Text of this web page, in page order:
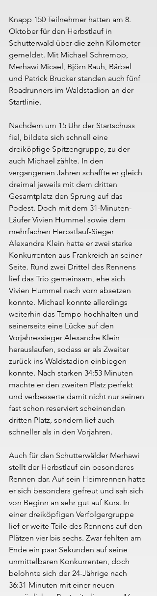
Knapp 150 Teilnehmer hatten am 8.
Oktober für den Herbstlauf in
Schutterwald über die zehn Kilometer
gemeldet. Mit Michael Schrempp,
Merhawi Micael, Björn Rauh, Bärbel
und Patrick Brucker standen auch fünf
Roadrunners im Waldstadion an der
Startlinie.
Nachdem um 15 Uhr der Startschuss
fiel, bildete sich schnell eine
dreiköpfige Spitzengruppe, zu der
auch Michael zählte. In den
vergangenen Jahren schaffte er gleich
dreimal jeweils mit dem dritten
Gesamtplatz den Sprung auf das
Podest. Doch mit dem 31-Minuten-
Läufer Vivien Hummel sowie dem
mehrfachen Herbstlauf-Sieger
Alexandre Klein hatte er zwei starke
Konkurrenten aus Frankreich an seiner
Seite. Rund zwei Drittel des Rennens
lief das Trio gemeinsam, ehe sich
Vivien Hummel nach vorn absetzen
konnte. Michael konnte allerdings
weiterhin das Tempo hochhalten und
seinerseits eine Lücke auf den
Vorjahressieger Alexandre Klein
herauslaufen, sodass er als Zweiter
zurück ins Waldstadion einbiegen
konnte. Nach starken 34:53 Minuten
machte er den zweiten Platz perfekt
und verbesserte damit nicht nur seinen
fast schon reserviert scheinenden
dritten Platz, sondern lief auch
schneller als in den Vorjahren.
Auch für den Schutterwälder Merhawi
stellt der Herbstlauf ein besonderes
Rennen dar. Auf sein Heimrennen hatte
er sich besonders gefreut und sah sich
von Beginn an sehr gut auf Kurs. In
einer dreiköpfigen Verfolgergruppe
lief er weite Teile des Rennens auf den
Plätzen vier bis sechs. Zwar fehlten am
Ende ein paar Sekunden auf seine
unmittelbaren Konkurrenten, doch
belohnte sich der 24-Jährige nach
36:31 Minuten mit einer neuen